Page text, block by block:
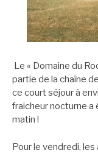
Le « Domaine du
partie de la chaîne
ce court séjour à
fraicheur nocturne a
matin !
Pour le vendredi,